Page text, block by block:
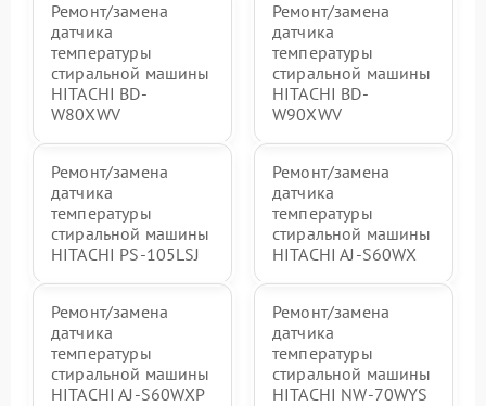
Ремонт/замена
датчика
температуры
стиральной машины
HITACHI BD-
W80XWV
Ремонт/замена
датчика
температуры
стиральной машины
HITACHI BD-
W90XWV
Ремонт/замена
датчика
температуры
стиральной машины
HITACHI PS-105LSJ
Ремонт/замена
датчика
температуры
стиральной машины
HITACHI AJ-S60WX
Ремонт/замена
датчика
температуры
стиральной машины
HITACHI AJ-S60WXP
Ремонт/замена
датчика
температуры
стиральной машины
HITACHI NW-70WYS